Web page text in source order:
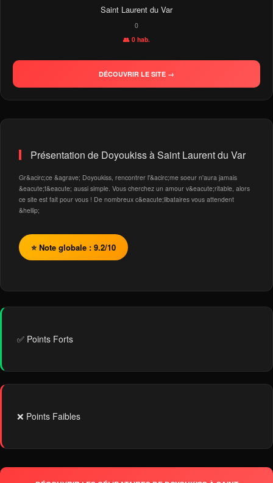
Saint Laurent du Var
0
👥 0 hab.
DÉCOUVRIR LE SITE →
Présentation de Doyoukiss à Saint Laurent du Var
Gr&acirc;ce &agrave; Doyoukiss, rencontrer l'&acirc;me soeur n'aura jamais
&eacute;t&eacute; aussi simple. Vous cherchez un amour v&eacute;ritable, alors
ce site est fait pour vous ! De nombreux c&eacute;libataires vous attendent
&hellip;
⭐ Note globale : 9.2/10
✅ Points Forts
❌ Points Faibles